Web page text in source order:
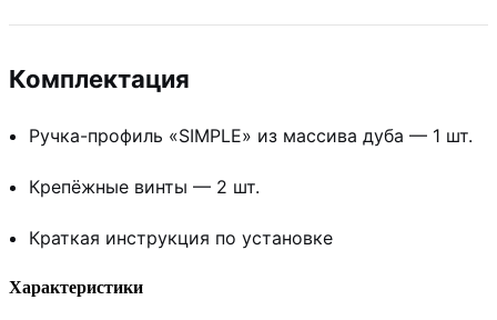
Комплектация
Ручка-профиль «SIMPLE» из массива дуба — 1 шт.
Крепёжные винты — 2 шт.
Краткая инструкция по установке
Характеристики